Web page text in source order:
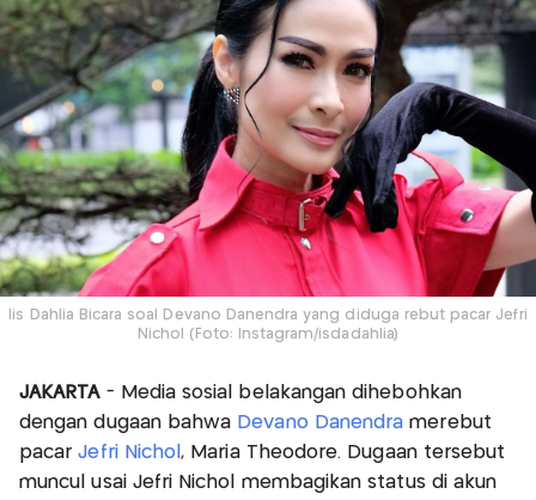
Iis Dahlia Bicara soal Devano Danendra yang diduga rebut pacar Jefri
Nichol (Foto: Instagram/isdadahlia)
JAKARTA- Media sosial belakangan dihebohkan
dengan dugaan bahwa Devano Danendra merebut
pacarJefri Nichol , Maria Theodore. Dugaan tersebut
muncul usai Jefri Nichol membagikan status di akun